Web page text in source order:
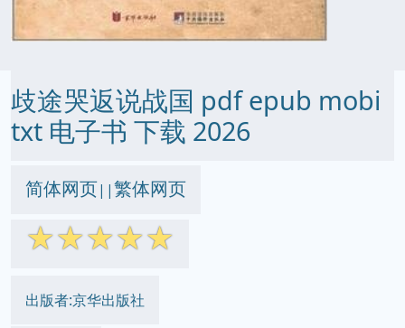
歧途哭返说战国 pdf epub mobi
txt 电子书 下载 2026
简体网页||繁体网页
☆☆☆☆☆
出版者:京华出版社